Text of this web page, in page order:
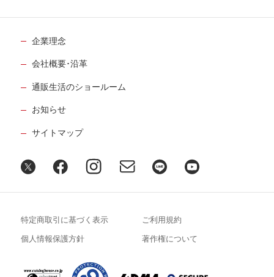
企業理念
会社概要･沿革
通販生活のショールーム
お知らせ
サイトマップ
特定商取引に基づく表示 ご利用規約
個人情報保護方針 著作権について